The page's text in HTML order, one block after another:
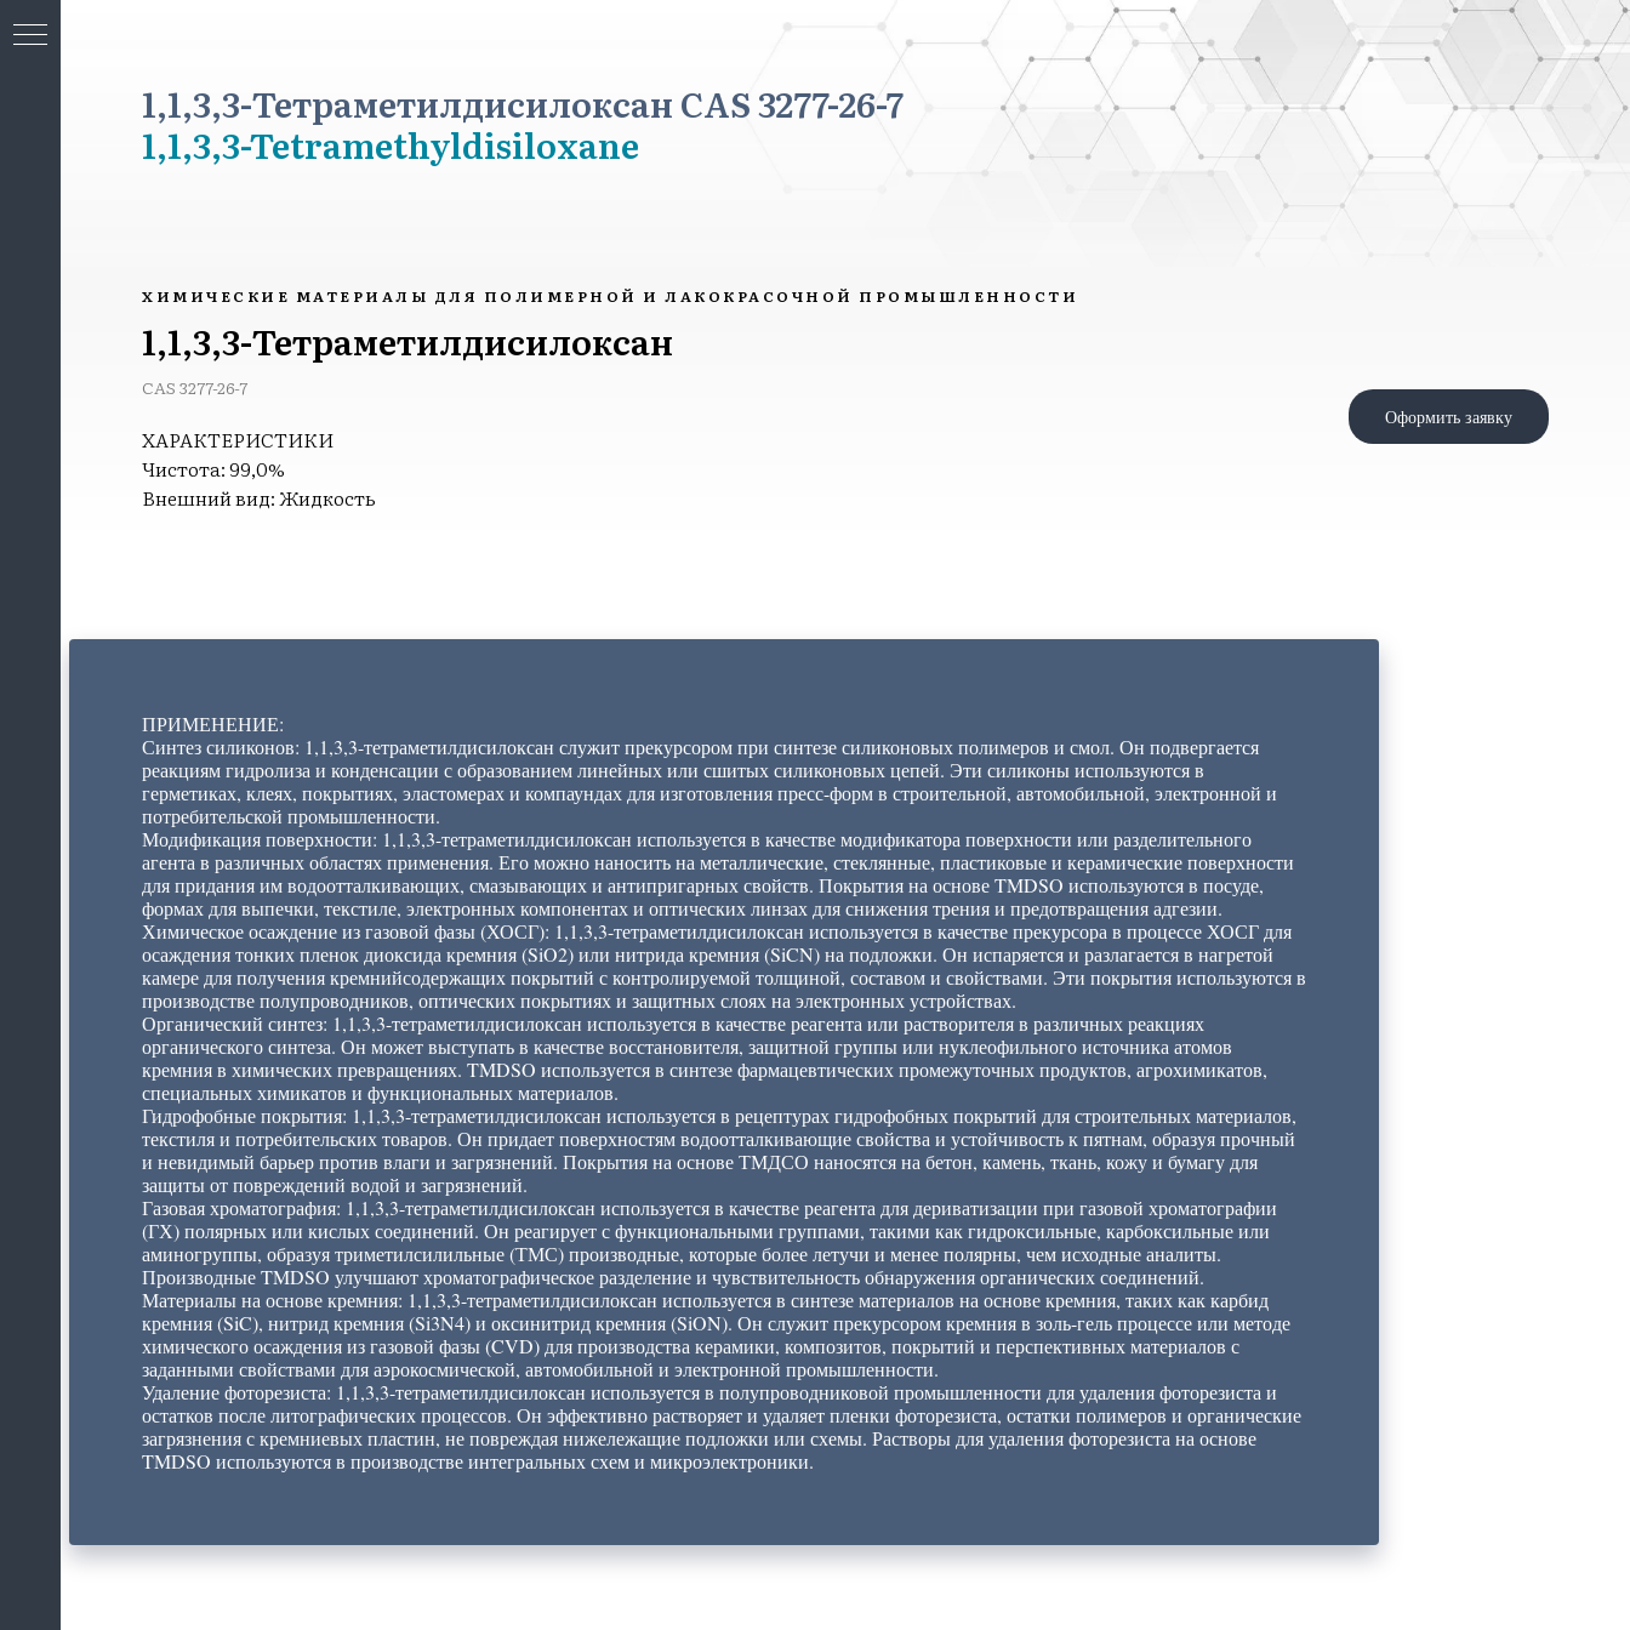
1,1,3,3-Тетраметилдисилоксан CAS 3277-26-7
1,1,3,3-Tetramethyldisiloxane
ХИМИЧЕСКИЕ МАТЕРИАЛЫ ДЛЯ ПОЛИМЕРНОЙ И ЛАКОКРАСОЧНОЙ ПРОМЫШЛЕННОСТИ
1,1,3,3-Тетраметилдисилоксан
CAS 3277-26-7
ХАРАКТЕРИСТИКИ
Чистота: 99,0%
Внешний вид: Жидкость
Оформить заявку
ПРИМЕНЕНИЕ:
Синтез силиконов: 1,1,3,3-тетраметилдисилоксан служит прекурсором при синтезе силиконовых полимеров и смол. Он подвергается
реакциям гидролиза и конденсации с образованием линейных или сшитых силиконовых цепей. Эти силиконы используются в
герметиках, клеях, покрытиях, эластомерах и компаундах для изготовления пресс-форм в строительной, автомобильной, электронной и
потребительской промышленности.
Модификация поверхности: 1,1,3,3-тетраметилдисилоксан используется в качестве модификатора поверхности или разделительного
агента в различных областях применения. Его можно наносить на металлические, стеклянные, пластиковые и керамические поверхности
для придания им водоотталкивающих, смазывающих и антипригарных свойств. Покрытия на основе TMDSO используются в посуде,
формах для выпечки, текстиле, электронных компонентах и ​​оптических линзах для снижения трения и предотвращения адгезии.
Химическое осаждение из газовой фазы (ХОСГ): 1,1,3,3-тетраметилдисилоксан используется в качестве прекурсора в процессе ХОСГ для
осаждения тонких пленок диоксида кремния (SiO2) или нитрида кремния (SiCN) на подложки. Он испаряется и разлагается в нагретой
камере для получения кремнийсодержащих покрытий с контролируемой толщиной, составом и свойствами. Эти покрытия используются в
производстве полупроводников, оптических покрытиях и защитных слоях на электронных устройствах.
Органический синтез: 1,1,3,3-тетраметилдисилоксан используется в качестве реагента или растворителя в различных реакциях
органического синтеза. Он может выступать в качестве восстановителя, защитной группы или нуклеофильного источника атомов
кремния в химических превращениях. TMDSO используется в синтезе фармацевтических промежуточных продуктов, агрохимикатов,
специальных химикатов и функциональных материалов.
Гидрофобные покрытия: 1,1,3,3-тетраметилдисилоксан используется в рецептурах гидрофобных покрытий для строительных материалов,
текстиля и потребительских товаров. Он придает поверхностям водоотталкивающие свойства и устойчивость к пятнам, образуя прочный
и невидимый барьер против влаги и загрязнений. Покрытия на основе ТМДСО наносятся на бетон, камень, ткань, кожу и бумагу для
защиты от повреждений водой и загрязнений.
Газовая хроматография: 1,1,3,3-тетраметилдисилоксан используется в качестве реагента для дериватизации при газовой хроматографии
(ГХ) полярных или кислых соединений. Он реагирует с функциональными группами, такими как гидроксильные, карбоксильные или
аминогруппы, образуя триметилсилильные (ТМС) производные, которые более летучи и менее полярны, чем исходные аналиты.
Производные TMDSO улучшают хроматографическое разделение и чувствительность обнаружения органических соединений.
Материалы на основе кремния: 1,1,3,3-тетраметилдисилоксан используется в синтезе материалов на основе кремния, таких как карбид
кремния (SiC), нитрид кремния (Si3N4) и оксинитрид кремния (SiON). Он служит прекурсором кремния в золь-гель процессе или методе
химического осаждения из газовой фазы (CVD) для производства керамики, композитов, покрытий и перспективных материалов с
заданными свойствами для аэрокосмической, автомобильной и электронной промышленности.
Удаление фоторезиста: 1,1,3,3-тетраметилдисилоксан используется в полупроводниковой промышленности для удаления фоторезиста и
остатков после литографических процессов. Он эффективно растворяет и удаляет пленки фоторезиста, остатки полимеров и органические
загрязнения с кремниевых пластин, не повреждая нижележащие подложки или схемы. Растворы для удаления фоторезиста на основе
TMDSO используются в производстве интегральных схем и микроэлектроники.